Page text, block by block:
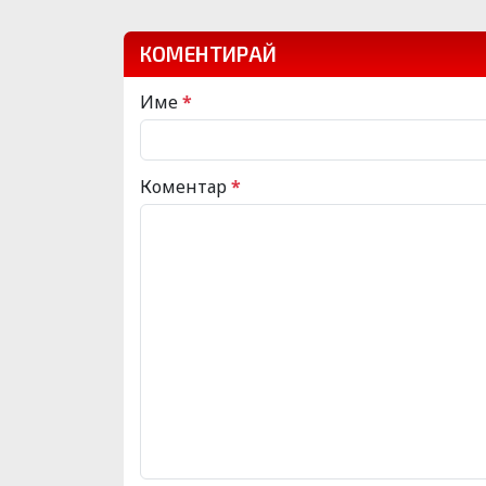
КОМЕНТИРАЙ
Име*
Коментар*